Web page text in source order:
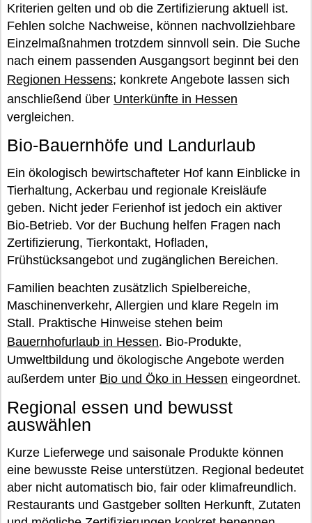
Kriterien gelten und ob die Zertifizierung aktuell ist.
Fehlen solche Nachweise, können nachvollziehbare
Einzelmaßnahmen trotzdem sinnvoll sein. Die Suche
nach einem passenden Ausgangsort beginnt bei den
Regionen Hessens; konkrete Angebote lassen sich
anschließend über Unterkünfte in Hessen
vergleichen.
Bio-Bauernhöfe und Landurlaub
Ein ökologisch bewirtschafteter Hof kann Einblicke in
Tierhaltung, Ackerbau und regionale Kreisläufe
geben. Nicht jeder Ferienhof ist jedoch ein aktiver
Bio-Betrieb. Vor der Buchung helfen Fragen nach
Zertifizierung, Tierkontakt, Hofladen,
Frühstücksangebot und zugänglichen Bereichen.
Familien beachten zusätzlich Spielbereiche,
Maschinenverkehr, Allergien und klare Regeln im
Stall. Praktische Hinweise stehen beim
Bauernhofurlaub in Hessen. Bio-Produkte,
Umweltbildung und ökologische Angebote werden
außerdem unter Bio und Öko in Hessen eingeordnet.
Regional essen und bewusst
auswählen
Kurze Lieferwege und saisonale Produkte können
eine bewusste Reise unterstützen. Regional bedeutet
aber nicht automatisch bio, fair oder klimafreundlich.
Restaurants und Gastgeber sollten Herkunft, Zutaten